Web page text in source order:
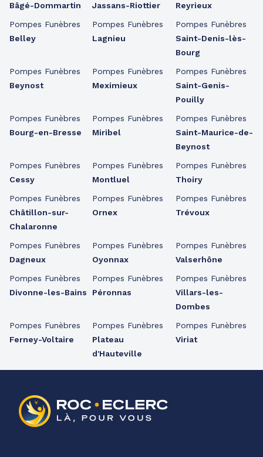
Bâgé-Dommartin
Pompes Funèbres
Belley
Pompes Funèbres
Beynost
Pompes Funèbres
Bourg-en-Bresse
Pompes Funèbres
Cessy
Pompes Funèbres
Châtillon-sur-
Chalaronne
Pompes Funèbres
Dagneux
Pompes Funèbres
Divonne-les-Bains
Pompes Funèbres
Ferney-Voltaire
Jassans-Riottier
Pompes Funèbres
Lagnieu
Pompes Funèbres
Meximieux
Pompes Funèbres
Miribel
Pompes Funèbres
Montluel
Pompes Funèbres
Ornex
Pompes Funèbres
Oyonnax
Pompes Funèbres
Péronnas
Pompes Funèbres
Plateau
d'Hauteville
Reyrieux
Pompes Funèbres
Saint-Denis-lès-
Bourg
Pompes Funèbres
Saint-Genis-
Pouilly
Pompes Funèbres
Saint-Maurice-de-
Beynost
Pompes Funèbres
Thoiry
Pompes Funèbres
Trévoux
Pompes Funèbres
Valserhône
Pompes Funèbres
Villars-les-
Dombes
Pompes Funèbres
Viriat